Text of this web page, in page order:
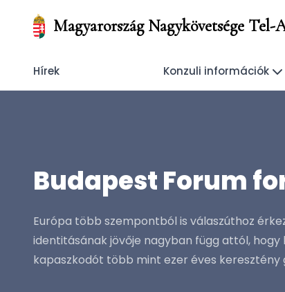
Magyarország Nagykövetsége Tel-
Hírek Konzuli információk
Budapest Forum
Európa több szempontból is válaszúthoz
identitásának jövője nagyban függ attól,
kapaszkodót több mint ezer éves keresztény